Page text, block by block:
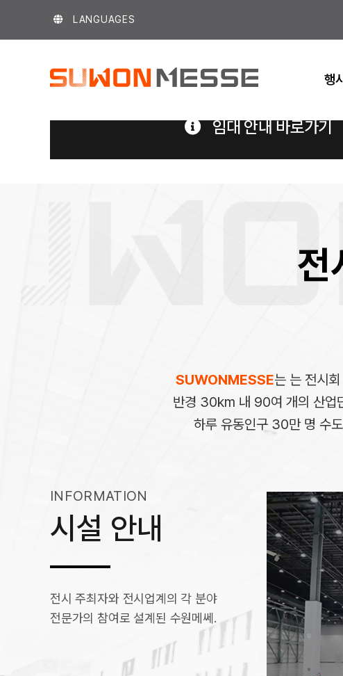
LANGUAGES
행
임대 안내 바로가기
전
SUWONMESSE는 는 전시
반경 30km 내 90여 개의 산업
하루 유동인구 30만 명 수
INFORMATION
시설 안내
전시 주최자와 전시업계의 각 분야
전문가의 참여로 설계된 수원메쎄.
1홀
회의실